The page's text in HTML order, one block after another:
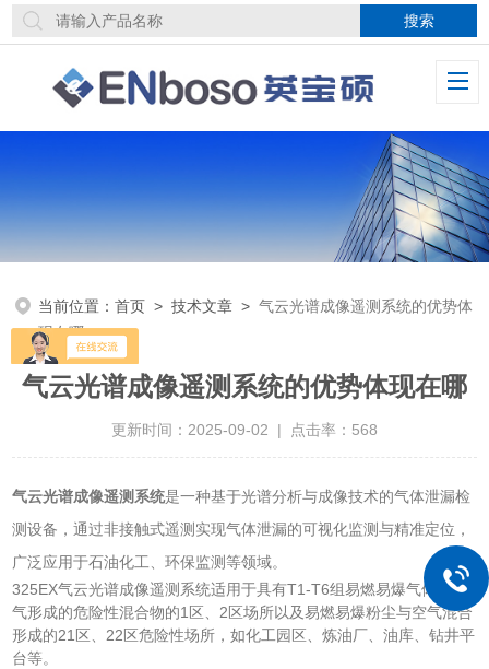
当前位置：首页 >技术文章 >气云光谱成像遥测系统的优势体
现在哪
气云光谱成像遥测系统的优势体现在哪
更新时间：2025-09-02 | 点击率：568
气云光谱成像遥测系统是一种基于光谱分析与成像技术的气体泄漏检
测设备，通过非接触式遥测实现气体泄漏的可视化监测与精准定位，
广泛应用于石油化工、环保监测等领域。
325EX气云光谱成像遥测系统适用于具有T1-T6组易燃易爆气体与空
气形成的危险性混合物的1区、2区场所以及易燃易爆粉尘与空气混合
形成的21区、22区危险性场所，如化工园区、炼油厂、油库、钻井平
台等。